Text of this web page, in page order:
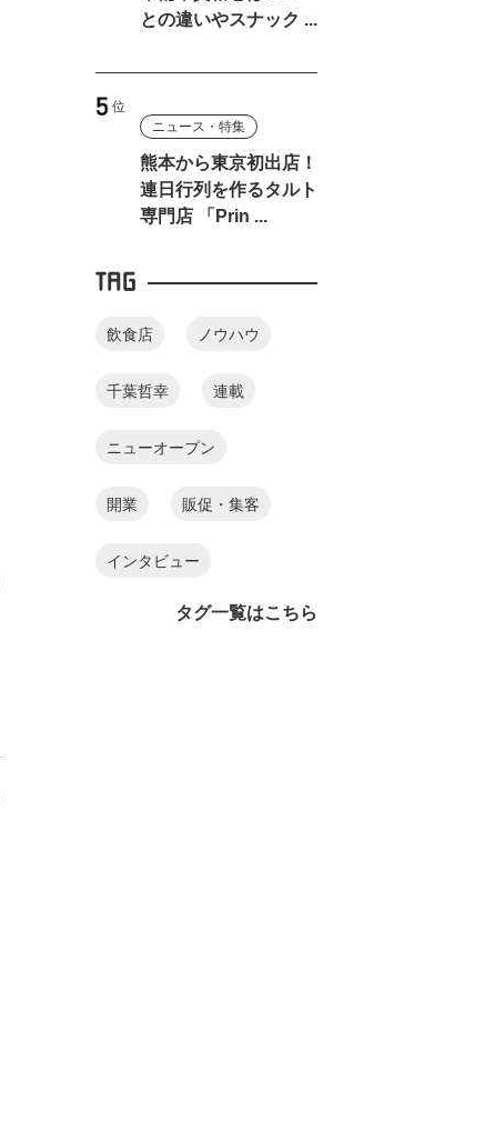
との違いやスナック ...
ニュース・特集
熊本から東京初出店！
連日行列を作るタルト
専門店 「Prin ...
TAG
飲食店 ノウハウ
千葉哲幸 連載
ニューオープン
開業 販促・集客
インタビュー
タグ一覧はこちら